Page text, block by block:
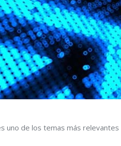
uno de los temas más